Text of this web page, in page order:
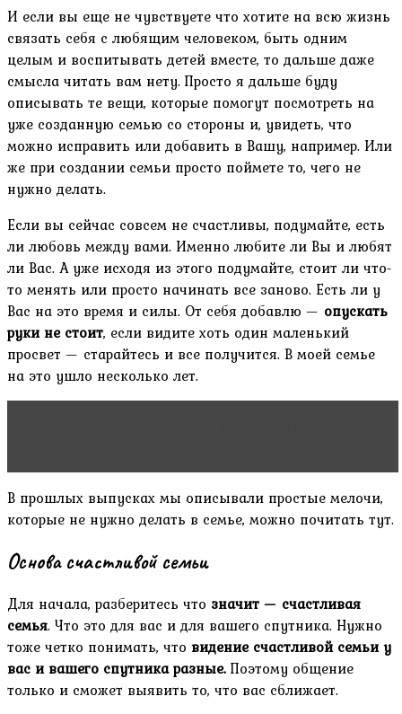
И если вы еще не чувствуете что хотите на всю жизнь
связать себя с любящим человеком, быть одним
целым и воспитывать детей вместе, то дальше даже
смысла читать вам нету. Просто я дальше буду
описывать те вещи, которые помогут посмотреть на
уже созданную семью со стороны и, увидеть, что
можно исправить или добавить в Вашу, например. Или
же при создании семьи просто поймете то, чего не
нужно делать.
Если вы сейчас совсем не счастливы, подумайте, есть
ли любовь между вами. Именно любите ли Вы и любят
ли Вас. А уже исходя из этого подумайте, стоит ли что-
то менять или просто начинать все заново. Есть ли у
Вас на это время и силы. От себя добавлю — опускать
руки не стоит, если видите хоть один маленький
просвет — старайтесь и все получится. В моей семье
на это ушло несколько лет.
В прошлых выпусках мы описывали простые мелочи,
которые не нужно делать в семье, можно почитать тут.
Основа счастливой семьи
Для начала, разберитесь что значит — счастливая
семья. Что это для вас и для вашего спутника. Нужно
тоже четко понимать, что видение счастливой семьи у
вас и вашего спутника разные. Поэтому общение
только и сможет выявить то, что вас сближает.